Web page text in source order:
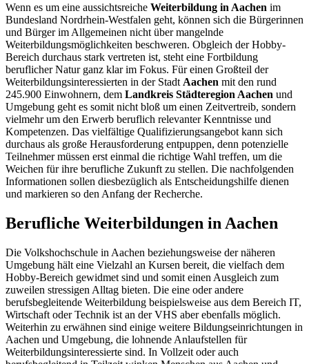
Wenn es um eine aussichtsreiche Weiterbildung in Aachen im
Bundesland Nordrhein-Westfalen geht, können sich die Bürgerinnen
und Bürger im Allgemeinen nicht über mangelnde
Weiterbildungsmöglichkeiten beschweren. Obgleich der Hobby-
Bereich durchaus stark vertreten ist, steht eine Fortbildung
beruflicher Natur ganz klar im Fokus. Für einen Großteil der
Weiterbildungsinteressierten in der Stadt Aachen mit den rund
245.900 Einwohnern, dem Landkreis Städteregion Aachen und
Umgebung geht es somit nicht bloß um einen Zeitvertreib, sondern
vielmehr um den Erwerb beruflich relevanter Kenntnisse und
Kompetenzen. Das vielfältige Qualifizierungsangebot kann sich
durchaus als große Herausforderung entpuppen, denn potenzielle
Teilnehmer müssen erst einmal die richtige Wahl treffen, um die
Weichen für ihre berufliche Zukunft zu stellen. Die nachfolgenden
Informationen sollen diesbezüglich als Entscheidungshilfe dienen
und markieren so den Anfang der Recherche.
Berufliche Weiterbildungen in Aachen
Die Volkshochschule in Aachen beziehungsweise der näheren
Umgebung hält eine Vielzahl an Kursen bereit, die vielfach dem
Hobby-Bereich gewidmet sind und somit einen Ausgleich zum
zuweilen stressigen Alltag bieten. Die eine oder andere
berufsbegleitende Weiterbildung beispielsweise aus dem Bereich IT,
Wirtschaft oder Technik ist an der VHS aber ebenfalls möglich.
Weiterhin zu erwähnen sind einige weitere Bildungseinrichtungen in
Aachen und Umgebung, die lohnende Anlaufstellen für
Weiterbildungsinteressierte sind. In Vollzeit oder auch